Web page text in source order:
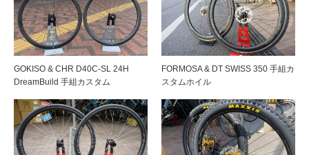
GOKISO & CHR D40C-SL 24H
DreamBuild 手組カスタム
FORMOSA & DT SWISS 350 手組カ
スタムホイル